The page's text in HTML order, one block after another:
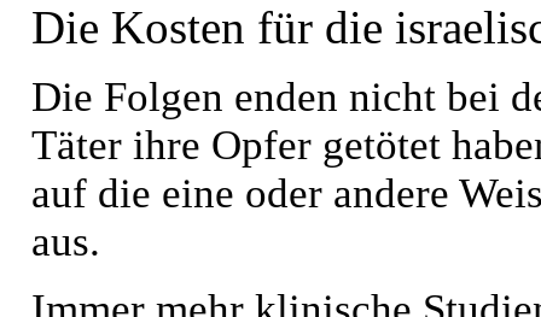
Die Kosten für die
Die Folgen enden nicht bei
Täter ihre Opfer getötet
auf die eine oder andere
aus.